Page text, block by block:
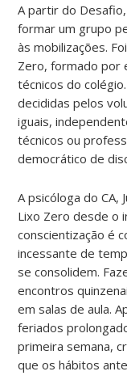
A partir do
formar um grupo
às mobilizações.
Zero, formado por
técnicos do
decididas pelos
iguais,
técnicos ou
democrático de
A psicóloga do CA,
Lixo Zero desde o
conscientização é
incessante de
se consolidem.
encontros
em salas de aula.
feriados
primeira semana,
que os hábitos